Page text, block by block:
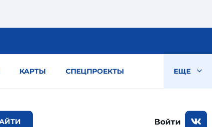
КАРТЫ СПЕЦПРОЕКТЫ ЕЩЕ
Войти